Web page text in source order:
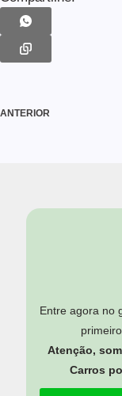
ANTERIOR
Entre agora no
Atenção,
Carros